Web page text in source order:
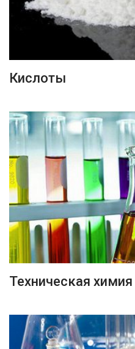
Кислоты
Техническая химия